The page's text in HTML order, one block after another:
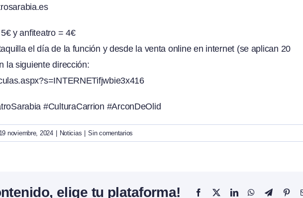
y anfiteatro = 4€
el día de la función y desde la venta online en internet (se aplican 20
la siguiente dirección:
#CulturaCarrion #ArconDeOlid
19 noviembre, 2024 Noticias Sin comentarios
elige tu plataforma! Facebook
X LinkedInWhatsApp
Telegram